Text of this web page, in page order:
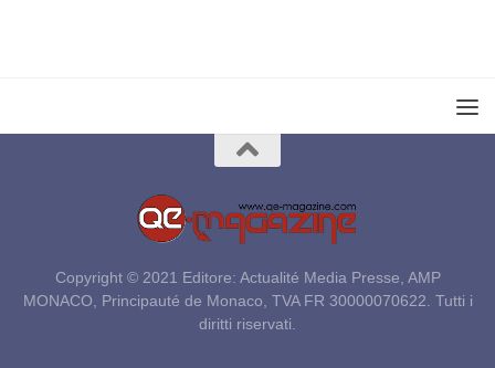
Copyright © 2021 Editore: Actualité Media Presse, AMP
MONACO, Principauté de Monaco, TVA FR 30000070622. Tutti i
diritti riservati.